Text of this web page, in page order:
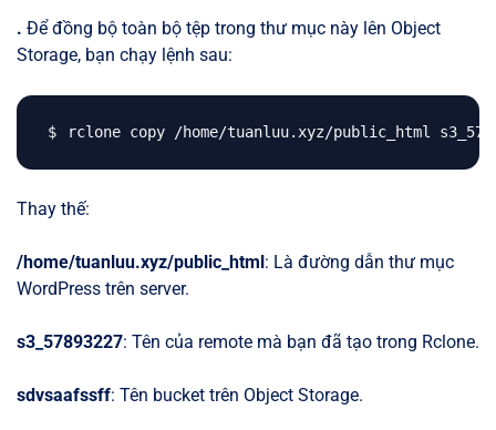
. Để đồng bộ toàn bộ tệp trong thư mục này lên Object
Storage, bạn chạy lệnh sau:
rclone copy /home/tuanluu.xyz/public_html
Thay thế:
/home/tuanluu.xyz/public_html: Là đường dẫn thư mục
WordPress trên server.
s3_57893227: Tên của remote mà bạn đã tạo trong Rclone.
sdvsaafssff: Tên bucket trên Object Storage.